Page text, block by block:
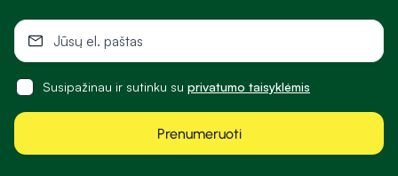
Susipažinau ir sutinku su privatumo taisyklėmis
Prenumeruoti